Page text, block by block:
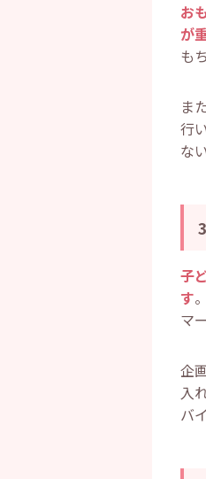
お
が
も
ま
行
な
子
す
マ
企
入
バ